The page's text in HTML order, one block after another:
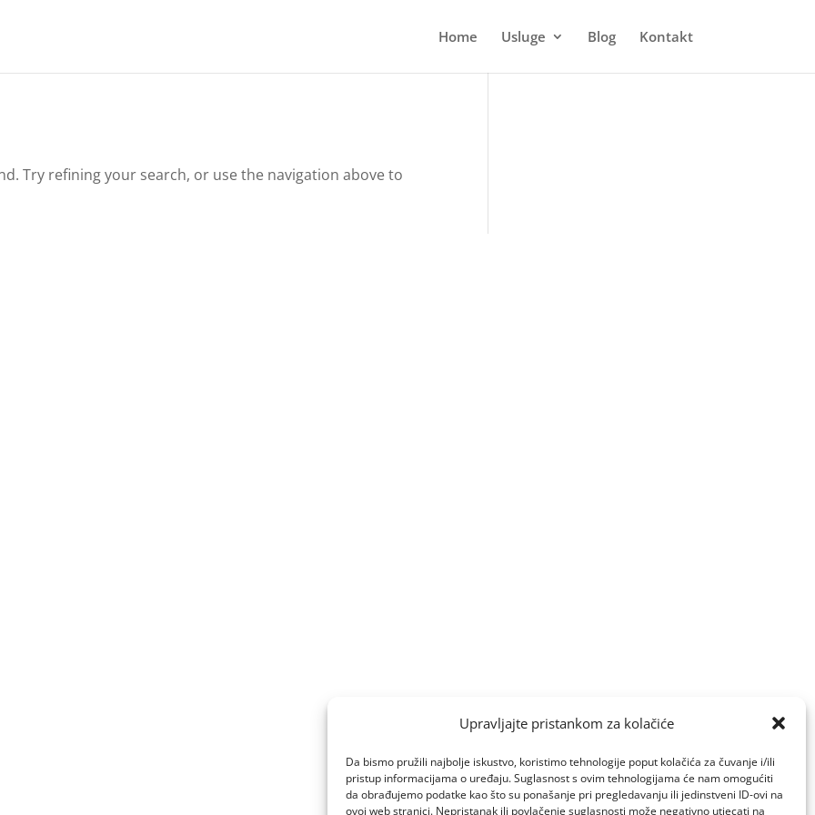
Upravljajte pristankom za kolačiće
Da bismo pružili najbolje iskustvo, koristimo tehnologije poput kolačića za čuvanje i/ili
pristup informacijama o uređaju. Suglasnost s ovim tehnologijama će nam omogućiti
da obrađujemo podatke kao što su ponašanje pri pregledavanju ili jedinstveni ID-ovi na
ovoj web stranici. Nepristanak ili povlačenje suglasnosti može negativno utjecati na
Home Usluge Blog Kontakt
Try refining your search, or use the navigation above to